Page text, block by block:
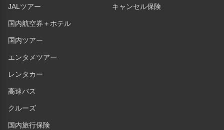
JALツアー
国内航空券＋ホテル
国内ツアー
エンタメツアー
レンタカー
高速バス
クルーズ
国内旅行保険
キャンセル保険